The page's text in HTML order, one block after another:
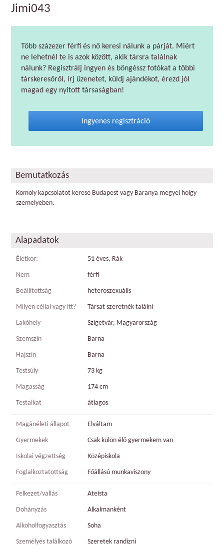
Jimi043
Több százezer férfi és nő keresi nálunk a párját. Miért
ne lehetnél te is azok között, akik társra találnak
nálunk? Regisztrálj ingyen és böngéssz fotókat a többi
társkeresőről, írj üzenetet, küldj ajándékot, érezd jól
magad egy nyitott társaságban!
Ingyenes regisztráció
Bemutatkozás
Komoly kapcsolatot kerese Budapest vagy Baranya megyei holgy
szemelyeben.
Alapadatok
Életkor: 51 éves, Rák
Nem férfi
Beállítottság heteroszexuális
Milyen céllal vagy itt? Társat szeretnék találni
Lakóhely Szigetvár, Magyarország
Szemszín Barna
Hajszín Barna
Testsúly 73 kg
Magasság 174 cm
Testalkat átlagos
Magánéleti állapot Elváltam
Gyermekek Csak külön élő gyermekem van
Iskolai végzettség Középiskola
Foglalkoztatottság Főállású munkaviszony
Felkezet/vallás Ateista
Dohányzás Alkalmanként
Alkoholfogyasztás Soha
Személyes találkozó Szeretek randizni